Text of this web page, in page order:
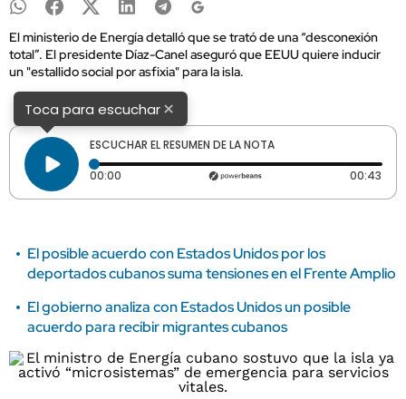
El ministerio de Energía detalló que se trató de una “desconexión
total”. El presidente Díaz-Canel aseguró que EEUU quiere inducir
un "estallido social por asfixia" para la isla.
Toca para escuchar×
ESCUCHAR EL RESUMEN DE LA NOTA
00:00 Tiempo transcurrido: 0 segundos 00:43
El posible acuerdo con Estados Unidos por los
deportados cubanos suma tensiones en el Frente Amplio
El gobierno analiza con Estados Unidos un posible
acuerdo para recibir migrantes cubanos